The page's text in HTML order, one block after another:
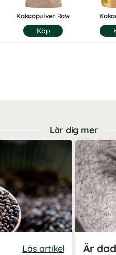
Kakaopulver Raw
Lär dig mer
Läs artikel